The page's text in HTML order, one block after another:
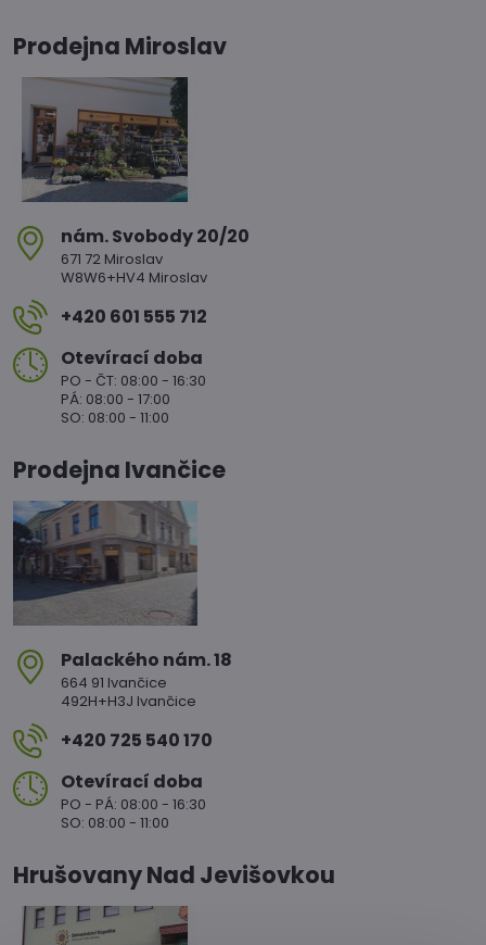
Prodejna Miroslav
nám​. Svobody 20/20
671 72 Miroslav
W8W6+HV4 Miroslav
+420 601 555 712
Otevírací doba
PO - ČT: 08:00 - 16:30
PÁ: 08:00 - 17:00
SO: 08:00 - 11:00
Prodejna Ivančice
Palackého nám​. 18
664 91 Ivančice
492H+H3J Ivančice
+420 725 540 170
Otevírací doba
PO - PÁ: 08:00 - 16:30
SO: 08:00 - 11:00
Hrušovany Nad Jevišovkou